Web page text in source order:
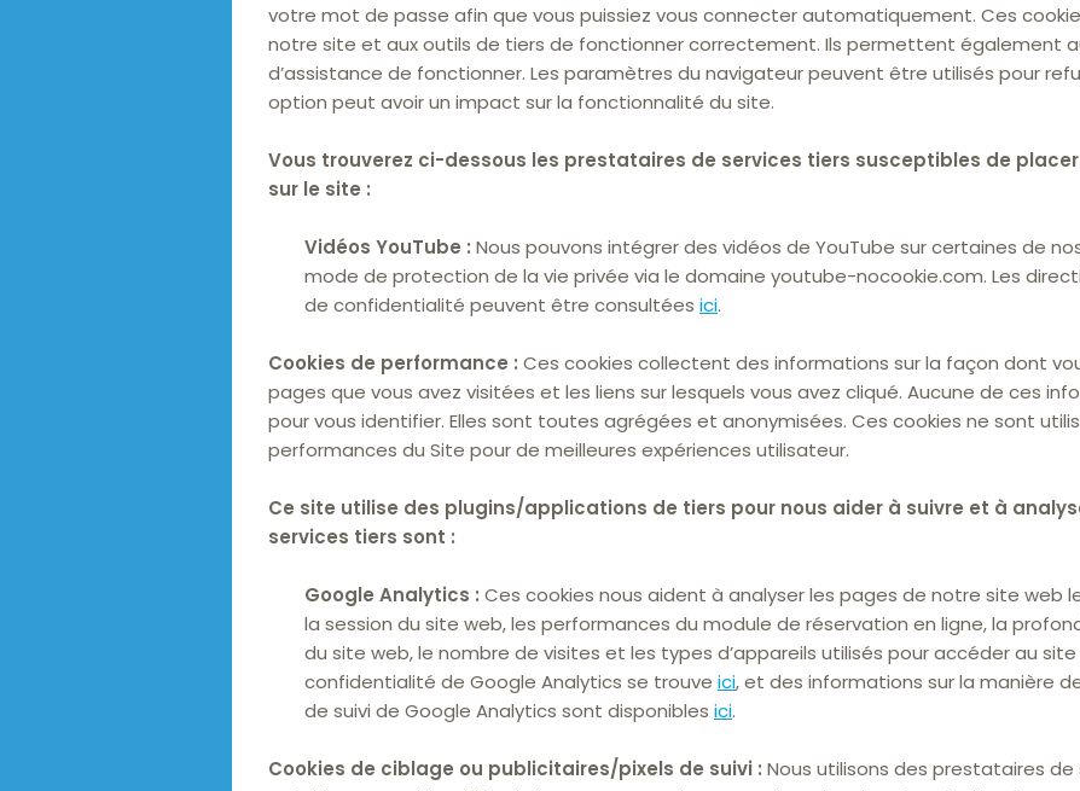
votre mot de passe afin que vous puissiez vous connecter automatiquement. Ces
notre site et aux outils de tiers de fonctionner correctement. Ils permettent également
d’assistance de fonctionner. Les paramètres du navigateur peuvent être utilisés pour
option peut avoir un impact sur la fonctionnalité du site.
Vous trouverez ci-dessous les prestataires de services tiers susceptibles de
sur le site :
Vidéos YouTube : Nous pouvons intégrer des vidéos de YouTube sur certaines de
mode de protection de la vie privée via le domaine youtube-nocookie.com. Les
de confidentialité peuvent être consultées ici.
Cookies de performance : Ces cookies collectent des informations sur la façon dont
pages que vous avez visitées et les liens sur lesquels vous avez cliqué. Aucune de ces
pour vous identifier. Elles sont toutes agrégées et anonymisées. Ces cookies ne sont
performances du Site pour de meilleures expériences utilisateur.
Ce site utilise des plugins/applications de tiers pour nous aider à suivre et à
services tiers sont :
Google Analytics : Ces cookies nous aident à analyser les pages de notre site web
la session du site web, les performances du module de réservation en ligne, la
du site web, le nombre de visites et les types d’appareils utilisés pour accéder au
confidentialité de Google Analytics se trouve ici, et des informations sur la manière
de suivi de Google Analytics sont disponibles ici.
Cookies de ciblage ou publicitaires/pixels de suivi : Nous utilisons des prestataires de